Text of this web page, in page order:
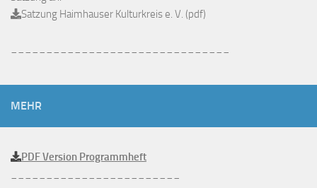
Satzung Haimhauser Kulturkreis e. V. (pdf)
MEHR
PDF Version Programmheft